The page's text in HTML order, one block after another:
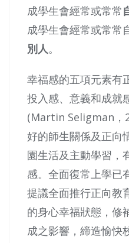
成學生會經常或常常
成學生會經常或常常
別人。
幸福感的五項元素有
投入感、意義和成就
(Martin Seligman，
好的師生關係及正向
園生活及主動學習，
感。全面復常上學已
提議全面推行正向教
的身心幸福狀態，修
成之影響，締造愉快